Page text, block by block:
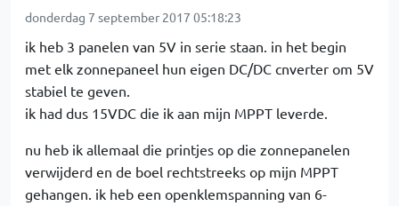
donderdag 7 september 2017 05:18:23
ik heb 3 panelen van 5V in serie staan. in het begin
met elk zonnepaneel hun eigen DC/DC cnverter om 5V
stabiel te geven.
ik had dus 15VDC die ik aan mijn MPPT leverde.
nu heb ik allemaal die printjes op die zonnepanelen
verwijderd en de boel rechtstreeks op mijn MPPT
gehangen. ik heb een openklemspanning van 6-